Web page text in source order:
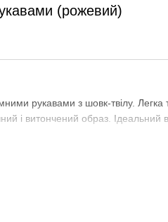
(рожевий)
рукавами з шовк-твілу. Легка
і витончений образ. Ідеальний